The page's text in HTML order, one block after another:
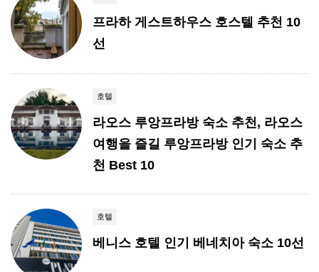
프라하 게스트하우스 호스텔 추천 10
선
호텔
라오스 루앙프라방 숙소 추천, 라오스
여행을 즐길 루앙프라방 인기 숙소 추
천 Best 10
호텔
베니스 호텔 인기 베네치아 숙소 10선